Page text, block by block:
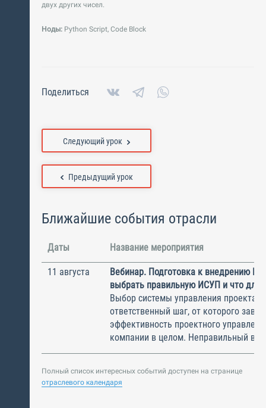
двух других чисел.
Ноды: Python Script, Code Block
Поделиться
Предыдущий урок
Следующий урок
Ближайшие события отрасли
Даты Название мероприятия
11 августа
Вебинар. Подготовка к внедрению
выбрать правильную ИСУП и что для
Выбор системы управления
ответственный шаг, от которого
эффективность проектного
компании в целом. Неправильный
Полный список интересных событий доступен на странице
отраслевого календаря